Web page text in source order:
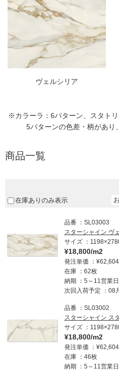
ヴェルシリア
※カラーラ：6パターン、スタト
5パターンの色差・柄があり
商品一覧
在庫ありのみ表示
品番
SL03003
スターシャイン ヴ
サイズ
¥18,800/m2
発注単価
在庫
62枚
納期
5～11営業日
次回入荷予定
08
品番
SL03002
スターシャイン ス
サイズ
¥18,800/m2
発注単価
在庫
46枚
納期
5～11営業日